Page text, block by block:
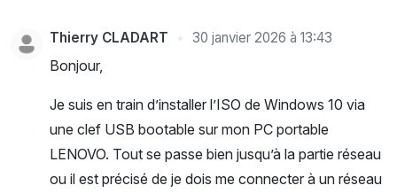
Thierry CLADART 30 janvier 2026 à 13:43
Bonjour,
Je suis en train d’installer l’ISO de Windows 10 via
une clef USB bootable sur mon PC portable
LENOVO. Tout se passe bien jusqu’à la partie réseau
ou il est précisé de je dois me connecter à un réseau